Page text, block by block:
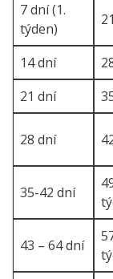
7 dní (1.
týden)
14 dní
21 dní
28 dní
35-42 dní
43 – 64 dní